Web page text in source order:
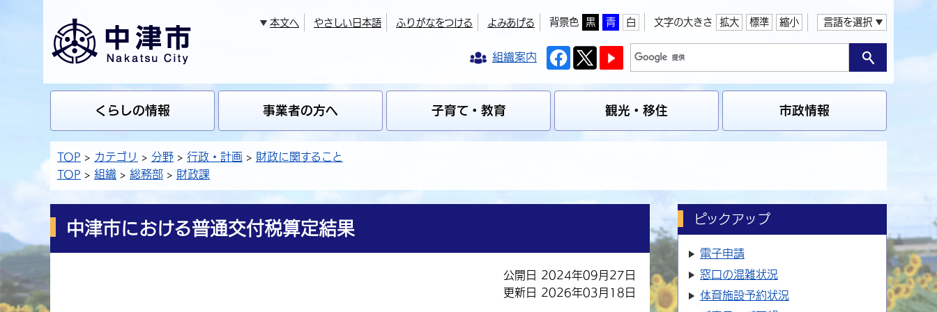
本文へ やさしい日本語 ふりがなをつける よみあげる 背景色 黒 青 白 文字の大きさ 拡大 標準 縮小 言語を選択
組織案内
くらしの情報 事業者の方へ 子育て・教育 観光・移住 市政情報
TOP カテゴリ 分野 行政・計画
財政に関すること
TOP
組織 総務部 財政課
中津市における普通交付税算定結果
公開日 2024年09月27日
更新日 2026年03月18日
ピックアップ
電子申請
窓口の混雑状況
体育施設予約状況